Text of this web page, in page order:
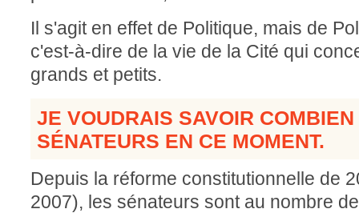
Il s'agit en effet de Politique, mais de
c'est-à-dire de la vie de la Cité qui
grands et petits.
JE VOUDRAIS SAVOIR
SÉNATEURS EN CE MOMENT.
Depuis la réforme constitutionnelle de
2007), les sénateurs sont au nombre